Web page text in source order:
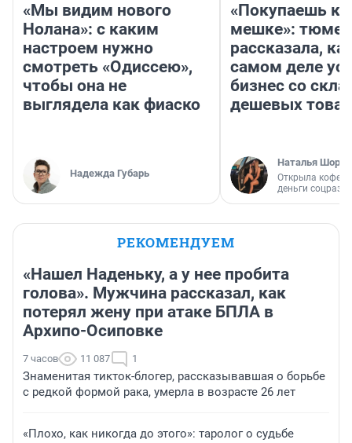
«Мы видим нового
Нолана»: с каким
настроем нужно
смотреть «Одиссею»,
чтобы она не
выглядела как фиаско
Надежда Губарь
«Покупаешь
мешке»:
рассказала,
самом деле
бизнес со
дешевых
Наталья
Открыла
деньги
РЕКОМЕНДУЕМ
«Нашел Наденьку, а у нее пробита
голова». Мужчина рассказал, как
потерял жену при атаке БПЛА в
Архипо-Осиповке
7 часов 11 087 1
Знаменитая тикток-блогер, рассказывавшая о борьбе
с редкой формой рака, умерла в возрасте 26 лет
«Плохо, как никогда до этого»: таролог о судьбе